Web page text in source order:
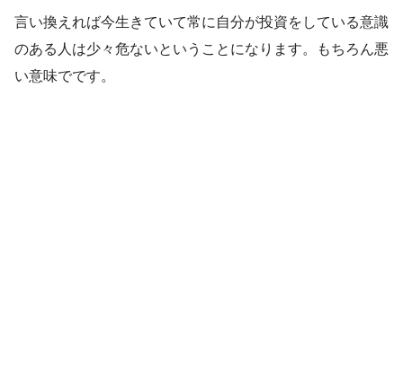
言い換えれば今生きていて常に自分が投資をしている意識
のある人は少々危ないということになります。もちろん悪
い意味でです。